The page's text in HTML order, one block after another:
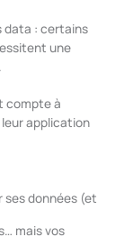
data : certains
une
compte à
leur application
ses données (et
mais vos